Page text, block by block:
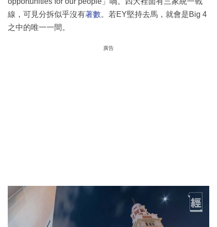
線，可見分拆似乎沒有著數。若EY堅持去馬，就會是Big 4
之中的唯一一間。
廣告